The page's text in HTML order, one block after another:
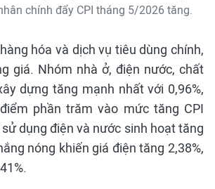
chính đẩy CPI tháng 5/2026 tăng.
hóa và dịch vụ tiêu dùng chính,
giá. Nhóm nhà ở, điện nước, chất
dựng tăng mạnh nhất với 0,96%,
phần trăm vào mức tăng CPI
dụng điện và nước sinh hoạt tăng
nóng khiến giá điện tăng 2,38%,